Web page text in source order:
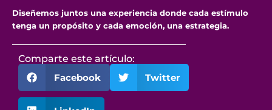
Diseñemos juntos una experiencia donde cada estímulo
tenga un propósito y cada emoción, una estrategia.
Comparte este artículo:
Facebook
Twitter